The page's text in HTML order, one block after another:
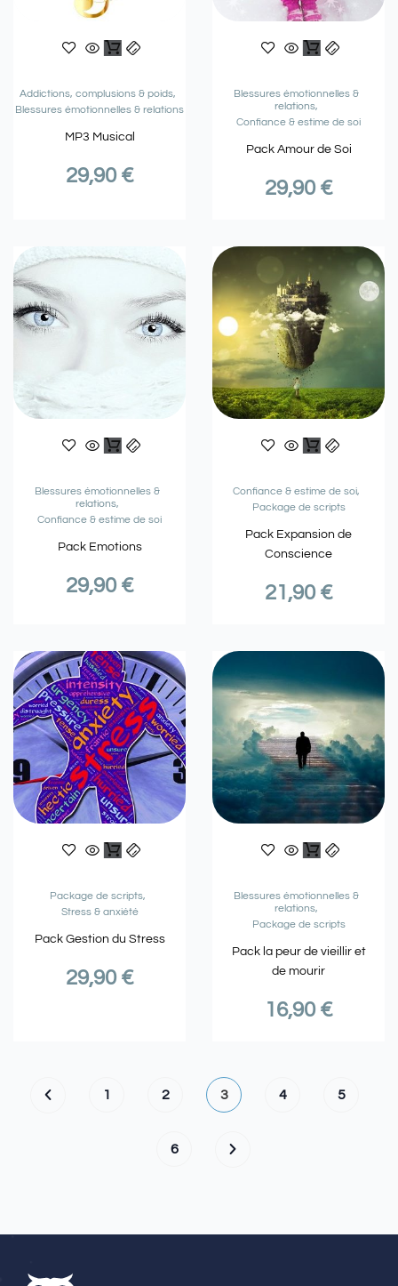
Addictions, complusions & poids
Blessures émotionnelles & relations
MP3 Musical
29,90 €
Blessures émotionnelles &
relations
Confiance & estime de soi
Pack Amour de Soi
29,90 €
Blessures émotionnelles &
relations
Confiance & estime de soi
Pack Emotions
29,90 €
Confiance & estime de soi
Package de scripts
Pack Expansion de
Conscience
21,90 €
Package de scripts
Stress & anxiété
Pack Gestion du Stress
29,90 €
Blessures émotionnelles &
relations
Package de scripts
Pack la peur de vieillir et
de mourir
16,90 €
1 2 3 4 5
6